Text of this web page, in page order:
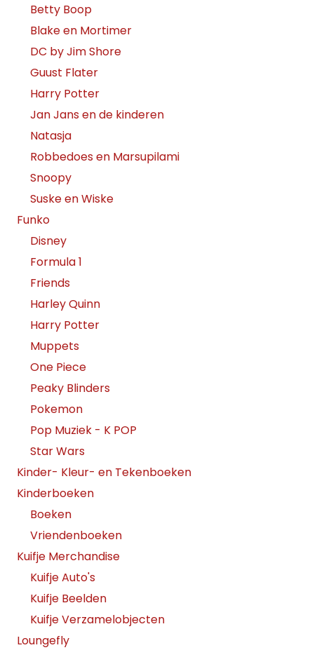
Betty Boop
Blake en Mortimer
DC by Jim Shore
Guust Flater
Harry Potter
Jan Jans en de kinderen
Natasja
Robbedoes en Marsupilami
Snoopy
Suske en Wiske
Funko
Disney
Formula 1
Friends
Harley Quinn
Harry Potter
Muppets
One Piece
Peaky Blinders
Pokemon
Pop Muziek - K POP
Star Wars
Kinder- Kleur- en Tekenboeken
Kinderboeken
Boeken
Vriendenboeken
Kuifje Merchandise
Kuifje Auto's
Kuifje Beelden
Kuifje Verzamelobjecten
Loungefly